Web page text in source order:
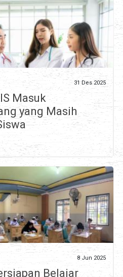
31 Des 2025
Masuk
yang Masih
8 Jun 2025
Belajar